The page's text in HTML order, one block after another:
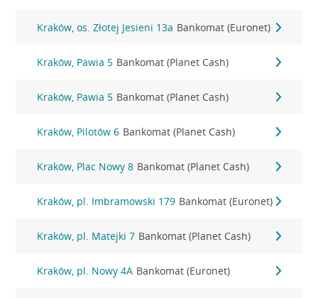
Kraków, os. Złotej Jesieni 13a Bankomat (Euronet)
Kraków, Pawia 5 Bankomat (Planet Cash)
Kraków, Pawia 5 Bankomat (Planet Cash)
Kraków, Pilotów 6 Bankomat (Planet Cash)
Kraków, Plac Nowy 8 Bankomat (Planet Cash)
Kraków, pl. Imbramowski 179 Bankomat (Euronet)
Kraków, pl. Matejki 7 Bankomat (Planet Cash)
Kraków, pl. Nowy 4A Bankomat (Euronet)